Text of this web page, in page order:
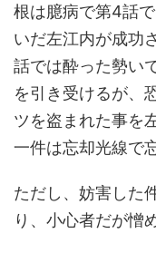
根は臆病で第4話
いだ左江内が成功
話では酔った勢い
を引き受けるが、
ツを盗まれた事を
一件は忘却光線で
ただし、妨害した
り、小心者だが憎